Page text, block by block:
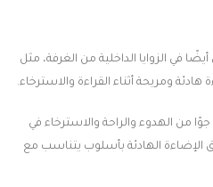
في الزوايا الداخلية من الغرفة، مثل
هادئة ومريحة أثناء القراءة والاسترخاء.
من الهدوء والراحة والاسترخاء في
ويمكن تنسيق الإضاءة الهادئة بأسلوب يتناسب مع